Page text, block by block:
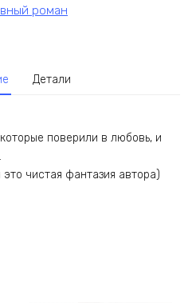
роман
Детали
поверили в любовь, и
чистая фантазия автора)